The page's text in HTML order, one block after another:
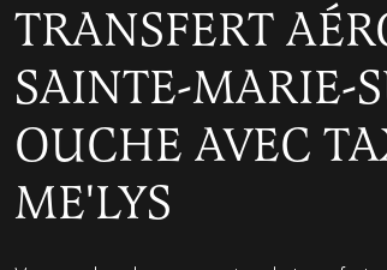
TRANSFERT
SAINTE-MARIE-
OUCHE AVEC
ME'LYS